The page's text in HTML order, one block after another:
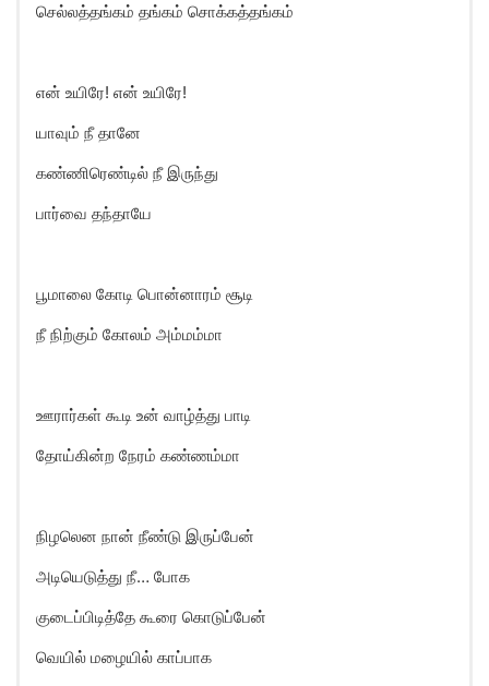
செல்லத்தங்கம் தங்கம் சொக்கத்தங்கம்
என் உயிரே! என் உயிரே!
யாவும் நீ தானே
கண்ணிரெண்டில் நீ இருந்து
பார்வை தந்தாயே
பூமாலை கோடி பொன்னாரம் சூடி
நீ நிற்கும் கோலம் அம்மம்மா
ஊரார்கள் கூடி உன் வாழ்த்து பாடி
தோய்கின்ற நேரம் கண்ணம்மா
நிழலென நான் நீண்டு இருப்பேன்
அடியெடுத்து நீ… போக
குடைப்பிடித்தே கூரை கொடுப்பேன்
வெயில் மழையில் காப்பாக